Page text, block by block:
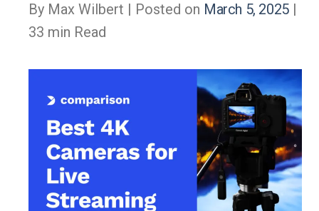
By Max Wilbert | Posted on March 5, 2025|
33 min Read